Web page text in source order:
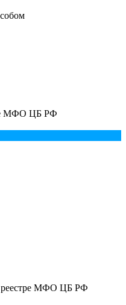
МФО ЦБ РФ
МФО ЦБ РФ